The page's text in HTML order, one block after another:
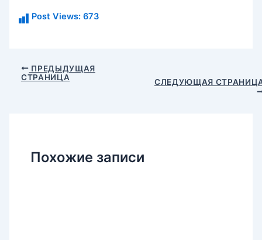
Post Views: 673
Навигация
ПРЕДЫДУЩАЯ
СТРАНИЦА
СЛЕДУЮЩАЯ
Похожие записи